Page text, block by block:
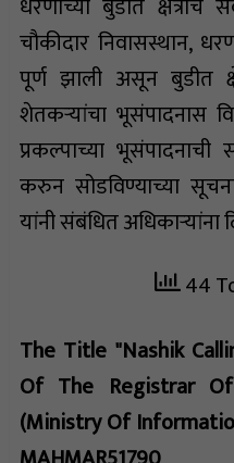
चौकीदार निवासस्थान,
पूर्ण झाली असून बुडीत
शेतकऱ्यांचा भूसंपादनास
प्रकल्पाच्या
करुन सोडविण्याच्या
यांनी संबंधित अधिकाऱ्यांना
44
The Title "Nashik
Of The Registrar
(Ministry Of